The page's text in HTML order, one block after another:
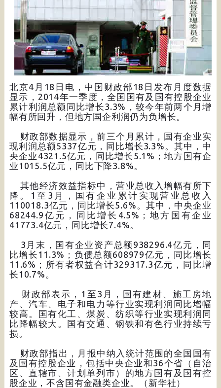
北京4月18日电，中国财政部18日发布月度数据
显示，2014年一季度，全国国有及国有控股企业
累计利润总额同比增长3.3%，较今年前两个月增
幅有所回升，但地方国企利润仍为负增长。
财政部数据显示，前三个月累计，国有企业实
现利润总额5337亿元，同比增长3.3%。其中，中
央企业4321.5亿元，同比增长5.1%；地方国有企
业1015.5亿元，同比下降3.8%。
其他经济效益指标中，营业总收入增幅有所下
降。1至3月，国有企业累计实现营业总收入
110018.3亿元，同比增长5.6%。其中，中央企业
68244.9亿元，同比增长4.5%；地方国有企业
41773.4亿元，同比增长7.4%。
3月末，国有企业资产总额938296.4亿元，同
比增长11.3%；负债总额608979亿元，同比增长
11.6%；所有者权益合计329317.3亿元，同比增
长10.7%。
财政部表示，1至3月，国有建材、施工房地
产、汽车、电子和电力等行业实现利润同比增幅
较高。国有化工、煤炭、纺织等行业实现利润同
比降幅较大。国有交通、钢铁和有色行业持续亏
损。
财政部指出，月报中纳入统计范围的全国国有
及国有控股企业，包括中央企业和36个省（自治
区、直辖市、计划单列市）的地方国有及国有控
股企业，不含国有金融类企业。（新华社）